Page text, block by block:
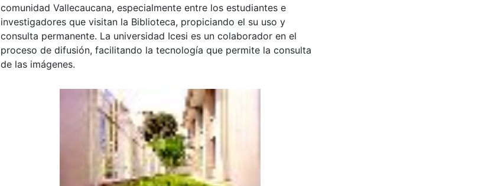
comunidad Vallecaucana, especialmente entre los estudiantes e
investigadores que visitan la Biblioteca, propiciando el su uso y
consulta permanente. La universidad Icesi es un colaborador en el
proceso de difusión, facilitando la tecnología que permite la consulta
de las imágenes.